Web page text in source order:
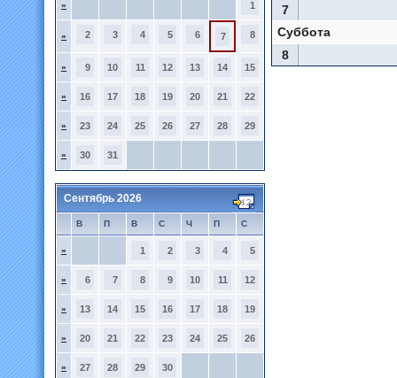
» 1
» 2 3 4 5 6 7 8
» 9 10 11 12 13 14 15
» 16 17 18 19 20 21 22
» 23 24 25 26 27 28 29
» 30 31
Сентябрь 2026
В П В С Ч П С
» 1 2 3 4 5
» 6 7 8 9 10 11 12
» 13 14 15 16 17 18 19
» 20 21 22 23 24 25 26
» 27 28 29 30
7
Суббота
8